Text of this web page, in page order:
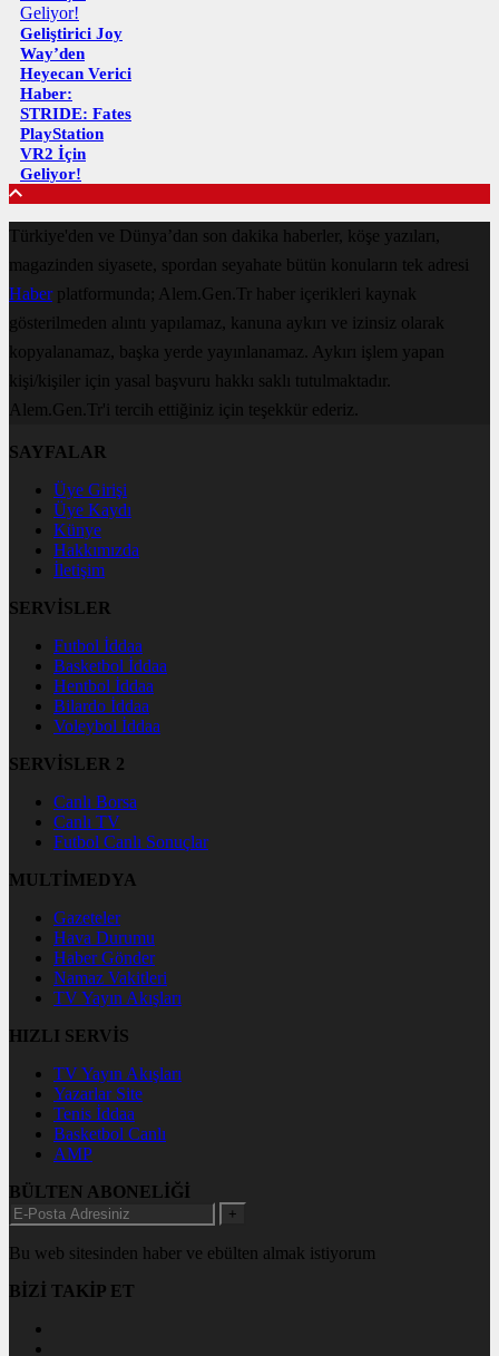
Geliştirici Joy
Way’den
Heyecan Verici
Haber:
STRIDE: Fates
PlayStation
VR2 İçin
Geliyor!
Türkiye'den ve Dünya’dan son dakika haberler, köşe yazıları,
magazinden siyasete, spordan seyahate bütün konuların tek adresi
Haberplatformunda; Alem.Gen.Tr haber içerikleri kaynak
gösterilmeden alıntı yapılamaz, kanuna aykırı ve izinsiz olarak
kopyalanamaz, başka yerde yayınlanamaz. Aykırı işlem yapan
kişi/kişiler için yasal başvuru hakkı saklı tutulmaktadır.
Alem.Gen.Tr'i tercih ettiğiniz için teşekkür ederiz.
SAYFALAR
Üye Girişi
Üye Kaydı
Künye
Hakkımızda
İletişim
SERVİSLER
Futbol İddaa
Basketbol İddaa
Hentbol İddaa
Bilardo İddaa
Voleybol İddaa
SERVİSLER 2
Canlı Borsa
Canlı TV
Futbol Canlı Sonuçlar
MULTİMEDYA
Gazeteler
Hava Durumu
Haber Gönder
Namaz Vakitleri
TV Yayın Akışları
HIZLI SERVİS
TV Yayın Akışları
Yazarlar Site
Tenis İddaa
Basketbol Canlı
AMP
BÜLTEN ABONELİĞİ
+
Bu web sitesinden haber ve ebülten almak istiyorum
BİZİ TAKİP ET